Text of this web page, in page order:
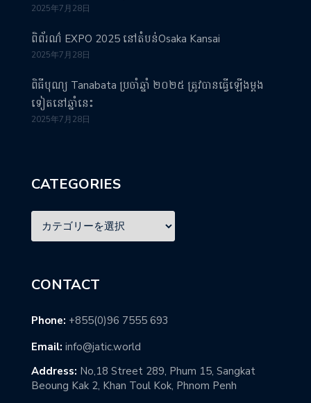
2025年7月28日
ពិព័រណ៌ EXPO 2025 នៅតំបន់Osaka Kansai
2025年7月28日
ពិធីបុណ្យ Tanabata ប្រចាំឆ្នាំ ២០២៥ ត្រូវបានធ្វើឡើងម្តង
ទៀតនៅឆ្នាំនេះ
2025年7月28日
CATEGORIES
CONTACT
Phone: +855(0)96 7555 693
Email: info@jatic.world
Address: No,18 Street 289, Phum 15, Sangkat
Beoung Kak 2, Khan Toul Kok, Phnom Penh